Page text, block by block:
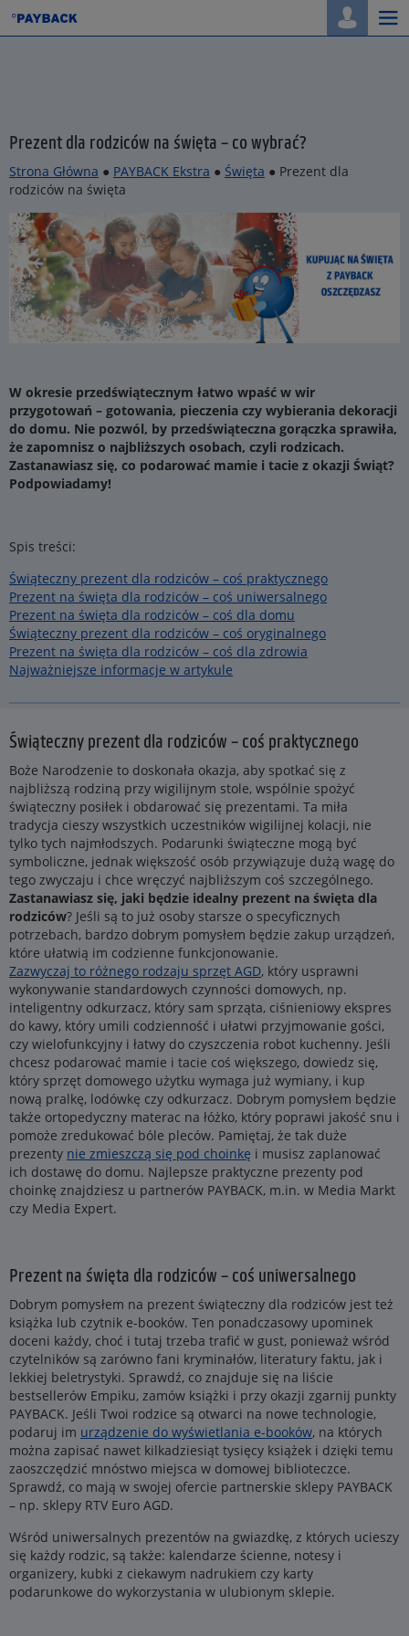
Prezent dla rodziców na święta – co wybrać?
Strona Główna ● PAYBACK Ekstra ● Święta ● Prezent dla
rodziców na święta
W okresie przedświątecznym łatwo wpaść w wir
przygotowań – gotowania, pieczenia czy wybierania dekoracji
do domu. Nie pozwól, by przedświąteczna gorączka sprawiła,
że zapomnisz o najbliższych osobach, czyli rodzicach.
Zastanawiasz się, co podarować mamie i tacie z okazji Świąt?
Podpowiadamy!
Spis treści:
Świąteczny prezent dla rodziców – coś praktycznego
Prezent na święta dla rodziców – coś uniwersalnego
Prezent na święta dla rodziców – coś dla domu
Świąteczny prezent dla rodziców – coś oryginalnego
Prezent na święta dla rodziców – coś dla zdrowia
Najważniejsze informacje w artykule
Świąteczny prezent dla rodziców – coś praktycznego
Boże Narodzenie to doskonała okazja, aby spotkać się z
najbliższą rodziną przy wigilijnym stole, wspólnie spożyć
świąteczny posiłek i obdarować się prezentami. Ta miła
tradycja cieszy wszystkich uczestników wigilijnej kolacji, nie
tylko tych najmłodszych. Podarunki świąteczne mogą być
symboliczne, jednak większość osób przywiązuje dużą wagę do
tego zwyczaju i chce wręczyć najbliższym coś szczególnego.
Zastanawiasz się, jaki będzie idealny prezent na święta dla
rodziców? Jeśli są to już osoby starsze o specyficznych
potrzebach, bardzo dobrym pomysłem będzie zakup urządzeń,
które ułatwią im codzienne funkcjonowanie.
Zazwyczaj to różnego rodzaju sprzęt AGD, który usprawni
wykonywanie standardowych czynności domowych, np.
inteligentny odkurzacz, który sam sprząta, ciśnieniowy ekspres
do kawy, który umili codzienność i ułatwi przyjmowanie gości,
czy wielofunkcyjny i łatwy do czyszczenia robot kuchenny. Jeśli
chcesz podarować mamie i tacie coś większego, dowiedz się,
który sprzęt domowego użytku wymaga już wymiany, i kup
nową pralkę, lodówkę czy odkurzacz. Dobrym pomysłem będzie
także ortopedyczny materac na łóżko, który poprawi jakość snu i
pomoże zredukować bóle pleców. Pamiętaj, że tak duże
prezenty nie zmieszczą się pod choinkę i musisz zaplanować
ich dostawę do domu. Najlepsze praktyczne prezenty pod
choinkę znajdziesz u partnerów PAYBACK, m.in. w Media Markt
czy Media Expert.
Prezent na święta dla rodziców – coś uniwersalnego
Dobrym pomysłem na prezent świąteczny dla rodziców jest też
książka lub czytnik e-booków. Ten ponadczasowy upominek
doceni każdy, choć i tutaj trzeba trafić w gust, ponieważ wśród
czytelników są zarówno fani kryminałów, literatury faktu, jak i
lekkiej beletrystyki. Sprawdź, co znajduje się na liście
bestsellerów Empiku, zamów książki i przy okazji zgarnij punkty
PAYBACK. Jeśli Twoi rodzice są otwarci na nowe technologie,
podaruj im urządzenie do wyświetlania e-booków, na których
można zapisać nawet kilkadziesiąt tysięcy książek i dzięki temu
zaoszczędzić mnóstwo miejsca w domowej biblioteczce.
Sprawdź, co mają w swojej ofercie partnerskie sklepy PAYBACK
– np. sklepy RTV Euro AGD.
Wśród uniwersalnych prezentów na gwiazdkę, z których ucieszy
się każdy rodzic, są także: kalendarze ścienne, notesy i
organizery, kubki z ciekawym nadrukiem czy karty
podarunkowe do wykorzystania w ulubionym sklepie.